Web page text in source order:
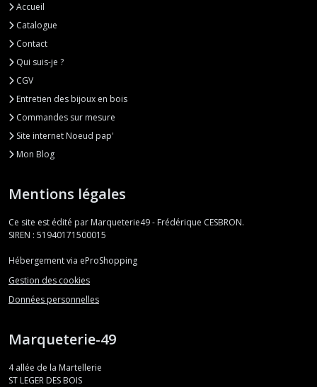
Accueil
Catalogue
Contact
Qui suis-je ?
CGV
Entretien des bijoux en bois
Commandes sur mesure
Site internet Noeud pap'
Mon Blog
Mentions légales
Ce site est édité par Marqueterie49 - Frédérique CESBRON.
SIREN : 51940171500015
Hébergement via eProShopping
Gestion des cookies
Données personnelles
Marqueterie-49
4 allée de la Martellerie
ST LEGER DES BOIS